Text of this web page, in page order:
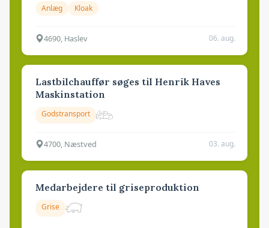
Anlæg Kloak
4690, Haslev 06. aug.
Lastbilchauffør søges til Henrik Haves
Maskinstation
Godstransport
4700, Næstved 03. aug.
Medarbejdere til griseproduktion
Grise